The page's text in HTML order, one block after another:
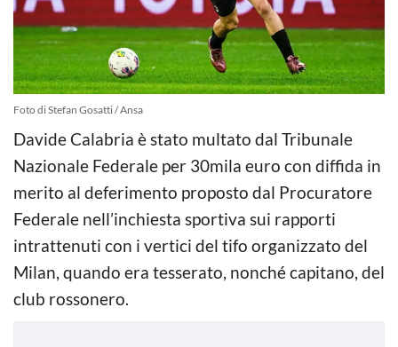
Foto di Stefan Gosatti / Ansa
Davide Calabria è stato multato dal Tribunale
Nazionale Federale per 30mila euro con diffida in
merito al deferimento proposto dal Procuratore
Federale nell’inchiesta sportiva sui rapporti
intrattenuti con i vertici del tifo organizzato del
Milan, quando era tesserato, nonché capitano, del
club rossonero.